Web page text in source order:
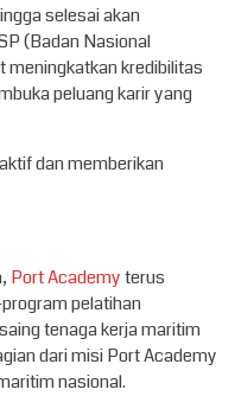
selesai akan
(Badan Nasional
kredibilitas
peluang karir yang
dan memberikan
Port Academyterus
pelatihan
tenaga kerja maritim
dari misi Port Academy
nasional.